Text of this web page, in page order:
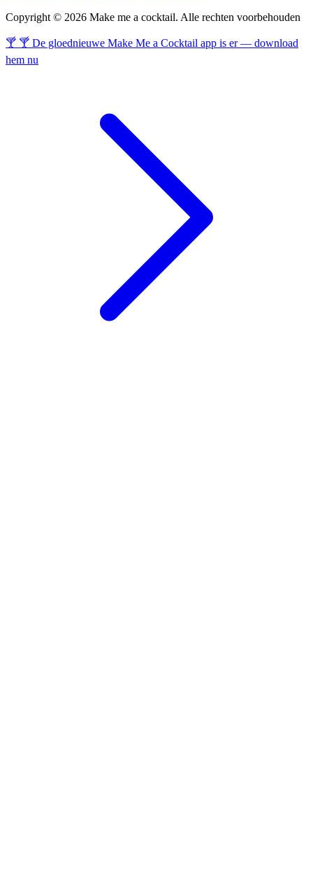
Copyright © 2026 Make me a cocktail. Alle rechten voorbehouden
🍸 🍸 De gloednieuwe Make Me a Cocktail app is er — download
hem nu